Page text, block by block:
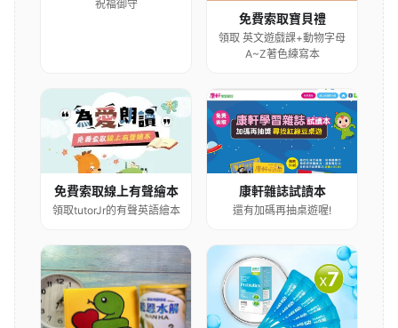
祝福御守
免費索取寶貝禮
領取 英文遊戲課+動物字母
A~Z著色練寫本
免費索取線上有聲繪本
領取tutorJr的有聲英語繪本
康軒雜誌試讀本
還有加碼再抽桌遊喔!